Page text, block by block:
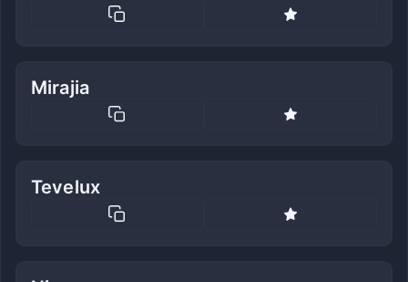
Mirajia
Tevelux